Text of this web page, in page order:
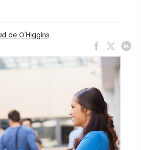
de O'Higgins